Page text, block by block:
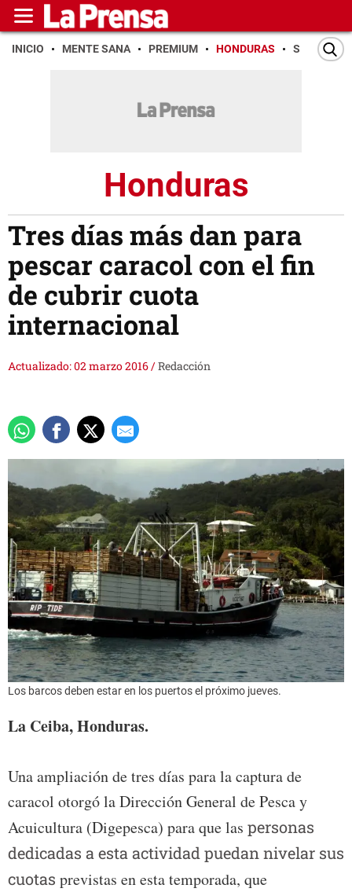
INICIO MENTE SANA PREMIUM HONDURAS SAN PEDRO
Honduras
Tres días más dan para
pescar caracol con el fin
de cubrir cuota
internacional
Actualizado: 02 marzo 2016/Redacción
Los barcos deben estar en los puertos el próximo jueves.
La Ceiba, Honduras.
Una ampliación de tres días para la captura de
caracol otorgó la Dirección General de Pesca y
Acuicultura (Digepesca) para que las personas
dedicadas a esta actividad puedan nivelar sus
cuotas previstas en esta temporada, que